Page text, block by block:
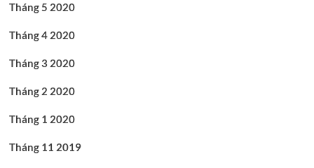
Tháng 5 2020
Tháng 4 2020
Tháng 3 2020
Tháng 2 2020
Tháng 1 2020
Tháng 11 2019